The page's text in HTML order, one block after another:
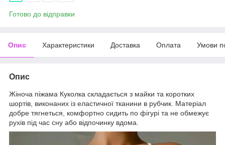
Готово до відправки
Опис Характеристики Доставка Оплата Умови
Опис
Жіноча піжама Куколка складається з майки та коротких
шортів, виконаних із еластичної тканини в рубчик. Матеріал
добре тягнеться, комфортно сидить по фігурі та не обмежує
рухів під час сну або відпочинку вдома.